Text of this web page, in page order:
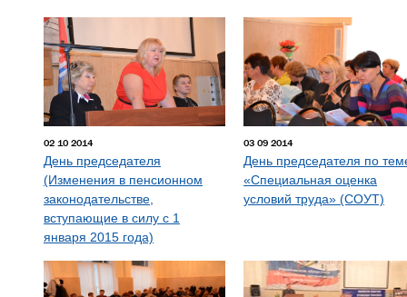
02 10 2014
День председателя
(Изменения в пенсионном
законодательстве,
вступающие в силу с 1
января 2015 года)
03 09 2014
День председателя по
«Специальная оценка
условий труда» (СОУТ)